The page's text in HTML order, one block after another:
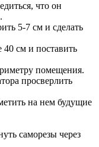
что он
5-7 см и сделать
см и поставить
помещения.
просверлить
на нем будущие
саморезы через